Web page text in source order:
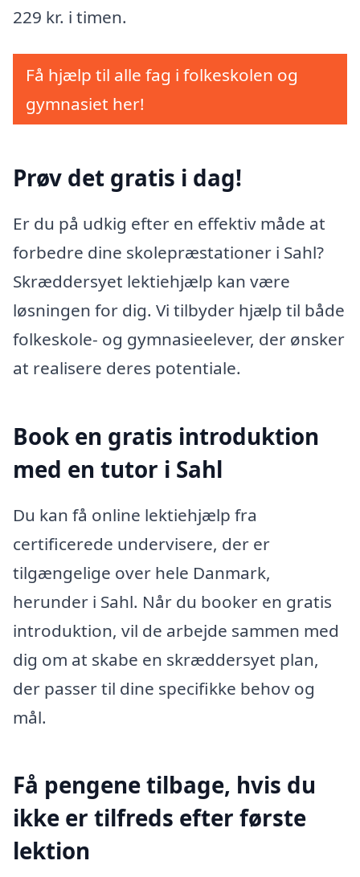
229 kr. i timen.
Få hjælp til alle fag i folkeskolen og
gymnasiet her!
Prøv det gratis i dag!
Er du på udkig efter en effektiv måde at
forbedre dine skolepræstationer i Sahl?
Skræddersyet lektiehjælp kan være
løsningen for dig. Vi tilbyder hjælp til både
folkeskole- og gymnasieelever, der ønsker
at realisere deres potentiale.
Book en gratis introduktion
med en tutor i Sahl
Du kan få online lektiehjælp fra
certificerede undervisere, der er
tilgængelige over hele Danmark,
herunder i Sahl. Når du booker en gratis
introduktion, vil de arbejde sammen med
dig om at skabe en skræddersyet plan,
der passer til dine specifikke behov og
mål.
Få pengene tilbage, hvis du
ikke er tilfreds efter første
lektion